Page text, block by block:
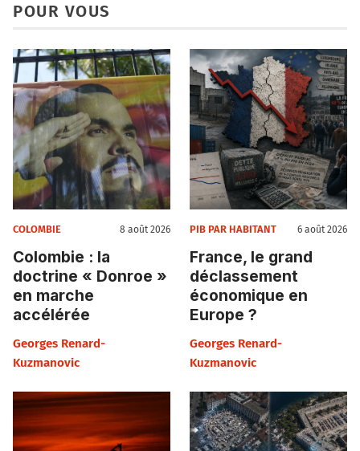
POUR VOUS
COLOMBIE 8 août 2026
Colombie : la
doctrine « Donroe »
en marche
accélérée
Georges Renard-
Kuzmanovic
PIB PAR HABITANT 6 août 2026
France, le grand
déclassement
économique en
Europe ?
Georges Renard-
Kuzmanovic